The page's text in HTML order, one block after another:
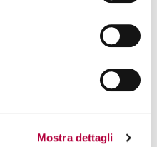
Mostra dettagli
Telefono